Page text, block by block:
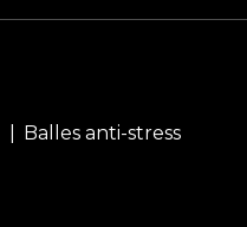
Balles anti-stress